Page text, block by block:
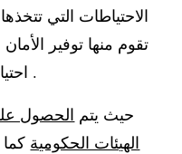
الاحتياطات التي
تقوم منها توفير الأمان
احتياطات شاملة .
حيث يتم الحصول
الهيئات الحكومية